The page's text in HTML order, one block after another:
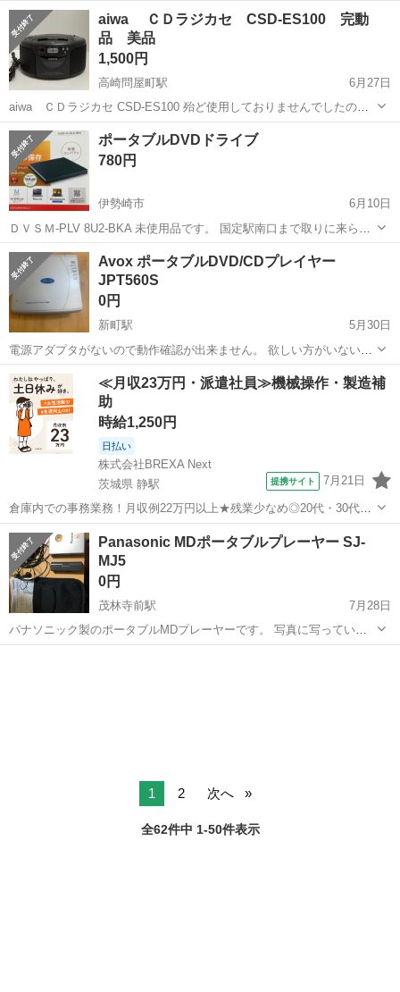
近に取りに来れる方よろしくお願い致します。
群馬 高崎市
ボイスレコーダー
aiwa ＣＤラジカセ CSD-ES100 完動
品 美品
1,500円
高崎問屋町駅
6月27日
aiwa ＣＤラジカセ CSD-ES100 殆ど使用しておりませんでしたので
傷、汚れなどもなくとても綺麗です。 動作確認済みです（CD、カセッ
ト、ラジオ） 付属品 電源コード
群馬 高崎市 高崎問屋町駅 ポータブルプレーヤー
CSD
ポータブルDVDドライブ
780円
伊勢崎市
6月10日
ＤＶＳＭ-PLV 8U2-BKA 未使用品です。 国定駅南口まで取りに来られ
る方
群馬 伊勢崎市 ポータブルプレーヤー DVD
Avox ポータブルDVD/CDプレイヤー
JPT560S
0円
新町駅
5月30日
電源アダプタがないので動作確認が出来ません。 欲しい方がいない場
合は廃棄致しますのでお早めにご連絡願います。
群馬 藤岡市 新町駅 ポータブルプレーヤー プレイヤー
≪月収23万円・派遣社員≫機械操作・製造補
助
時給1,250円
日払い
株式会社BREXA Next
茨城県 静駅
提携サイト 7月21日
倉庫内での事務業務！月収例22万円以上★残業少なめ◎20代・30代・
40代の男女活躍中！空調完備で快適作業★食堂利用可◎マイカー通勤
OK◎無料駐車場完備！《茨城県常陸大宮市》 人気の工場のお仕事 ◇
電子部品製造倉庫内の事務...
茨城 常陸大宮市 その他
Panasonic MDポータブルプレーヤー SJ-
MJ5
0円
茂林寺前駅
7月28日
パナソニック製のポータブルMDプレーヤーです。 写真に写っている
ものが全てです。 本体、ケース、リモコン、イヤホン、単3電池ケー
1 2 次へ
全62件中 1-50件表示